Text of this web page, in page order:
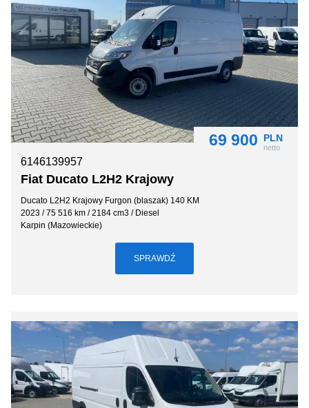
69 900 PLN
netto
6146139957
Fiat Ducato L2H2 Krajowy
Ducato L2H2 Krajowy Furgon (blaszak) 140 KM
2023 / 75 516 km / 2184 cm3 / Diesel
Karpin (Mazowieckie)
SPRAWDŹ